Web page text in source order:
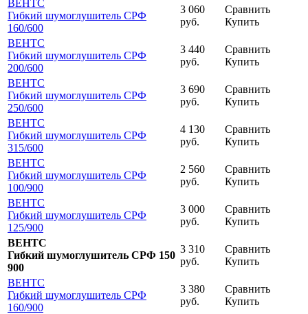
ВЕНТС
Гибкий шумоглушитель СРФ
160/600
3 060
руб.
Сравнить
Купить
ВЕНТС
Гибкий шумоглушитель СРФ
200/600
3 440
руб.
Сравнить
Купить
ВЕНТС
Гибкий шумоглушитель СРФ
250/600
3 690
руб.
Сравнить
Купить
ВЕНТС
Гибкий шумоглушитель СРФ
315/600
4 130
руб.
Сравнить
Купить
ВЕНТС
Гибкий шумоглушитель СРФ
100/900
2 560
руб.
Сравнить
Купить
ВЕНТС
Гибкий шумоглушитель СРФ
125/900
3 000
руб.
Сравнить
Купить
ВЕНТС
Гибкий шумоглушитель СРФ 150
900
3 310
руб.
Сравнить
Купить
ВЕНТС
Гибкий шумоглушитель СРФ
160/900
3 380
руб.
Сравнить
Купить